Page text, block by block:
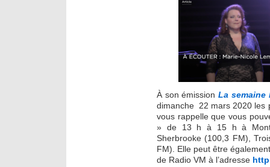
À son émissionLa semaine
dimanche 22 mars 2020 les
vous rappelle que vous
» de 13 h à 15 h à
Sherbrooke (100,3 FM),
FM). Elle peut être
de Radio VM à l’adresse